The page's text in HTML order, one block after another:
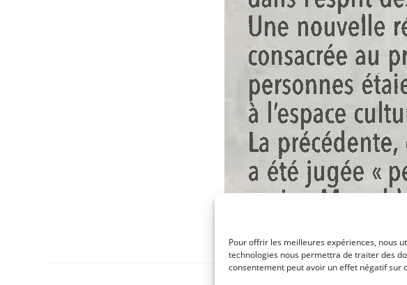
Pour offrir les meilleures expériences, nous
technologies nous permettra de traiter des
consentement peut avoir un effet négatif sur